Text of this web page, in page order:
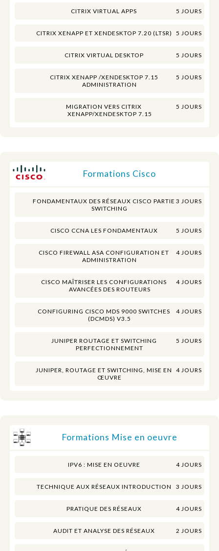
5 JOURS
CITRIX VIRTUAL APPS
5 JOURS
CITRIX XENAPP ET XENDESKTOP 7.20 (LTSR)
5 JOURS
CITRIX VIRTUAL DESKTOP
5 JOURS
CITRIX XENAPP /XENDESKTOP 7.15
ADMINISTRATION
5 JOURS
MIGRATION VERS CITRIX
XENAPP/XENDESKTOP 7.15
Formations Cisco
3 JOURS
FONDAMENTAUX DES RÉSEAUX CISCO PARTIE
SWITCHING
5 JOURS
CISCO CCNA LES FONDAMENTAUX
4 JOURS
CISCO FIREWALL ASA CONFIGURATION ET
ADMINISTRATION
4 JOURS
CISCO MAÎTRISER LES CONFIGURATIONS
AVANCÉES DES ROUTEURS
4 JOURS
CONFIGURING CISCO MDS 9000 SWITCHES
(DCMDS) V3.5
5 JOURS
JUNIPER ROUTAGE ET SWITCHING
PERFECTIONNEMENT
4 JOURS
JUNIPER, ROUTAGE ET SWITCHING, MISE EN
ŒUVRE
Formations Mise en oeuvre
4 JOURS
IPV6 : MISE EN OEUVRE
3 JOURS
TECHNIQUE AUX RÉSEAUX INTRODUCTION
4 JOURS
PRATIQUE DES RÉSEAUX
2 JOURS
AUDIT ET ANALYSE DES RÉSEAUX